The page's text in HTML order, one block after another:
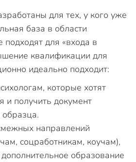
для тех, у кого уже
база в области
подходят для «входа в
квалификации для
идеально подходит:
которые хотят
и получить документ
образца.
направлений
соцработникам, коучам),
образование